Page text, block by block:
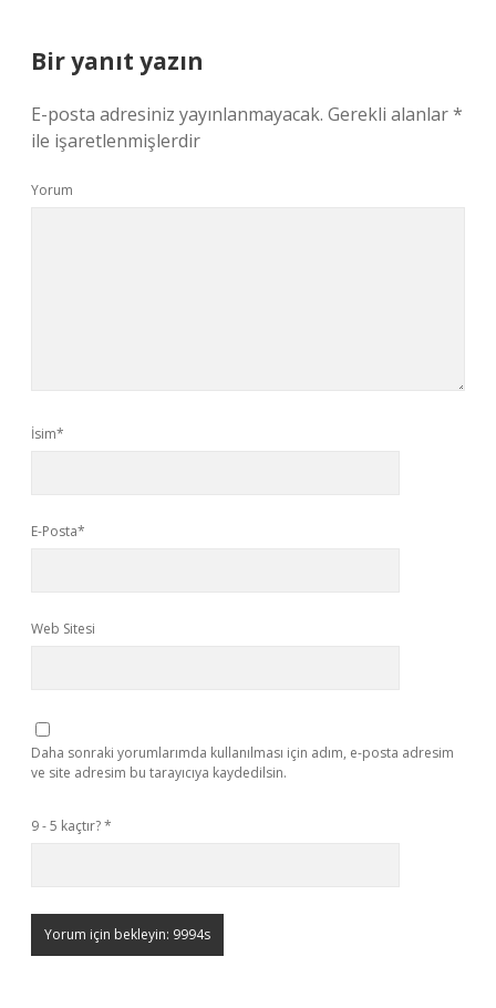
Bir yanıt yazın
E-posta adresiniz yayınlanmayacak. Gerekli alanlar*
ile işaretlenmişlerdir
Yorum
İsim*
E-Posta*
Web Sitesi
Daha sonraki yorumlarımda kullanılması için adım, e-posta adresim
ve site adresim bu tarayıcıya kaydedilsin.
9 - 5 kaçtır?*